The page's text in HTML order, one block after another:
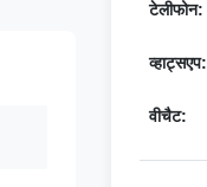
टेलीफोन:
व्हाट्सएप:
वीचैट: